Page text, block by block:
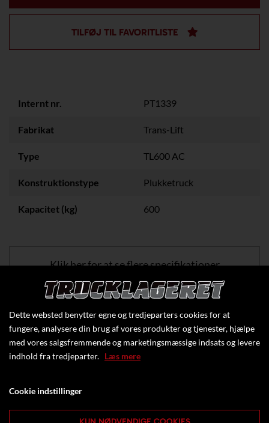
TILFØJ TIL FAVORITLISTE
Internt nr. PT1339
Fabrikat Trans-Lift
Type TL600 AC
Konstruktionstype Plukketruck
Kapacitet (kg) 600
Klik her for at se flere specifikationer
Dette websted benytter egne og tredjeparters cookies for at
fungere, analysere din brug af vores produkter og tjenester, hjælpe
med vores salgsfremmende og marketingsmæssige indsats og levere
indhold fra tredjeparter. Læs mere
Cookie indstillinger